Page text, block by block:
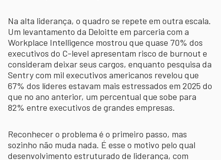
Na alta liderança, o quadro se repete em outra escala.
Um levantamento da Deloitte em parceria com a
Workplace Intelligence mostrou que quase 70% dos
executivos do C-level apresentam risco de burnout e
consideram deixar seus cargos, enquanto pesquisa da
Sentry com mil executivos americanos revelou que
67% dos líderes estavam mais estressados em 2025 do
que no ano anterior, um percentual que sobe para
82% entre executivos de grandes empresas.
Reconhecer o problema é o primeiro passo, mas
sozinho não muda nada. É esse o motivo pelo qual
desenvolvimento estruturado de liderança, com